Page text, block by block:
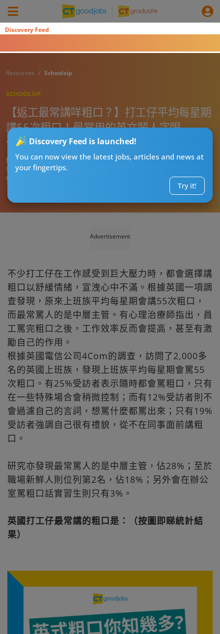
Discovery Feed
Discovery Feed is launched!
You can now view the latest jobs, articles and news at
your fingertips.
Try it!
Resources Schoolsip
SCHOOLSIP
【返工最常講咩粗口？】打工仔平均每星期
講55次粗口！最常用的英文鬧人字眼
係……？
CTgoodjobs’ Editor
Published:2025-01-23
Updated:
Advertisement
不少打工仔在工作感受到巨大壓力時，都會選擇講
粗口以舒緩情緒，宣洩心中不滿。根據英國一項調
查發現，原來上班族平均每星期會講55次粗口，
而最常罵人的是中層主管。有心理治療師指出，員
工罵完粗口之後，工作效率反而會提高，甚至有激
勵自己的作用。
根據英國電信公司4Com的調查，訪問了2,000多
名的英國上班族，發現上班族平均每星期會罵55
次粗口。有25%受訪者表示隨時都會罵粗口，只有
在一些特殊場合會稍微控制；而有12%受訪者則不
會過濾自己的言詞，想罵什麼都罵出來；只有19%
受訪者強調自己很有禮貌，從不在同事面前講粗
口。
研究亦發現最常罵人的是中層主管，佔28%；至於
職場新鮮人則位列第2名，佔18%；另外會在辦公
室罵粗口話實習生則只有3%。
英國打工仔最常講的粗口是：（按圖即睇統計結
果）